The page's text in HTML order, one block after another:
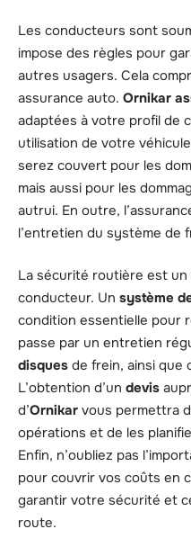
Les conducteurs sont
impose des règles pour
autres usagers. Cela
assurance auto. Ornikar
adaptées à votre profil de
utilisation de votre
serez couvert pour les
mais aussi pour les
autrui. En outre,
l’entretien du système de
La sécurité routière est
conducteur. Un système
condition essentielle pour
passe par un entretien
disques de frein, ainsi que
L’obtention d’un devis
d’Ornikar vous permettra
opérations et de les
Enfin, n’oubliez pas
pour couvrir vos coûts en
garantir votre sécurité et
route.